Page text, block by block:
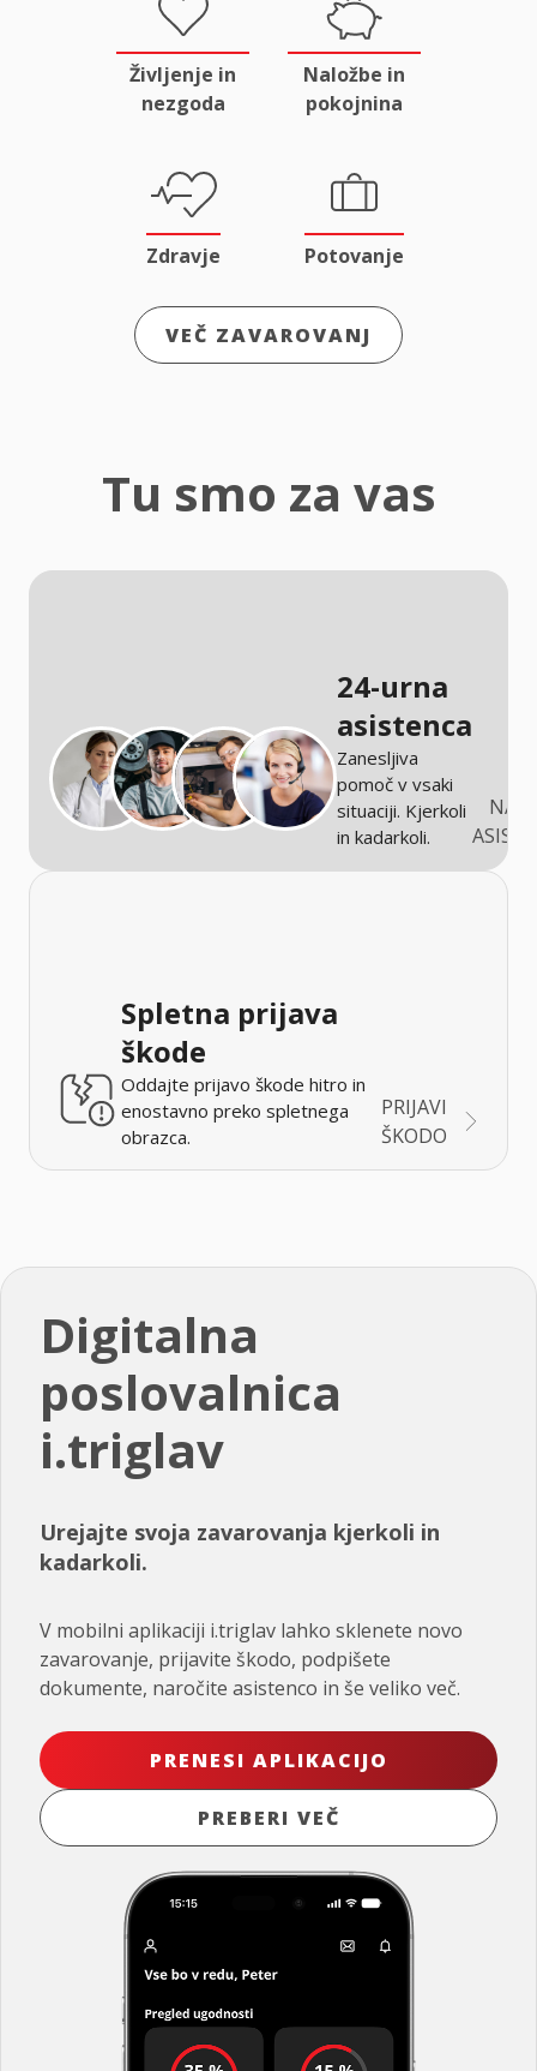
Življenje in
nezgoda
Naložbe in
pokojnina
Zdravje Potovanje
VEČ ZAVAROVANJ
Tu smo za vas
24-urna
asistenca
Zanesljiva
pomoč v vsaki
situaciji. Kjerkoli
in kadarkoli.
Spletna prijava
škode
Oddajte prijavo škode hitro in
enostavno preko spletnega
obrazca.
PRIJAVI
ŠKODO
Digitalna
poslovalnica
i.triglav
Urejajte svoja zavarovanja kjerkoli in
kadarkoli.
V mobilni aplikaciji i.triglav lahko sklenete novo
zavarovanje, prijavite škodo, podpišete
dokumente, naročite asistenco in še veliko več.
PRENESI APLIKACIJO
PREBERI VEČ